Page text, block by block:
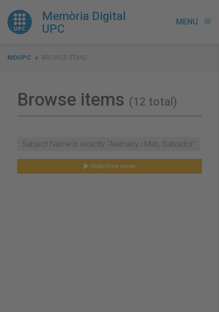
Memòria Digital
UPC
MENU menu
You
MDUPC BROWSE ITEMS
Browse items (12 total)
Subject Name is exactly "Alemany i Mas, Salvador"
Slideshow mode